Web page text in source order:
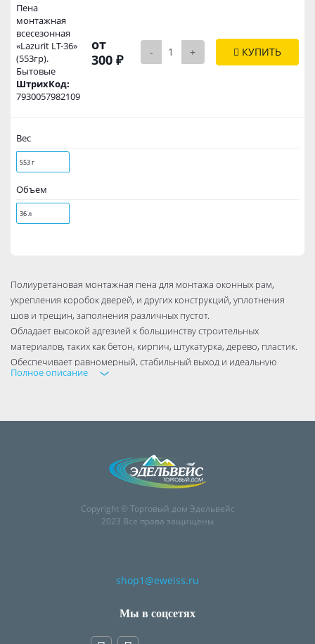
Пена
монтажная
всесезонная
«Lazurit LT-36»
(553гр).
Бытовые
ШтрихКод:
7930057982109
от
300 ₽
- + КУПИТЬ
Вес
553 г
Объем
36 л
Полиуретановая монтажная пена для монтажа оконных рам,
укрепления коробок дверей, и других конструкций, уплотнения
шов и трещин, заполнения различных пустот.
Обладает высокой адгезией к большинству строительных
материалов, таких как бетон, кирпич, штукатурка, дерево, пластик.
Обеспечивает равномерный, стабильный выход и идеальную
мелкопористую структуру готовой пены.
расширению.
Полное описание
Copyright © Торговый дом Эдельвейс
2023 Все права защищены
shop1@eweiss.ru
Мы в соцсетях